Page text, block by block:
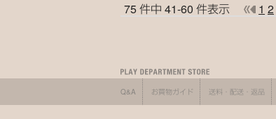
75 件中 41-60 件表示 1 2
Q&A お買物ガイド 送料・配送・返品